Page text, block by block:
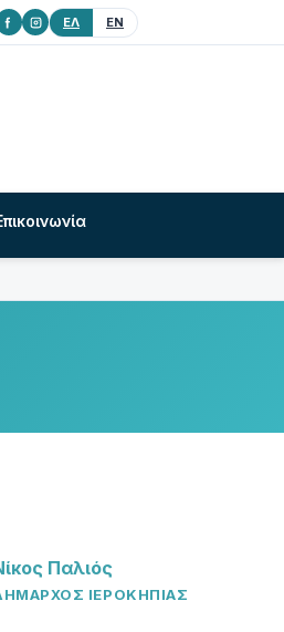
ΕΛ EN
Παλιός
ΙΕΡΟΚΗΠΙΑΣ